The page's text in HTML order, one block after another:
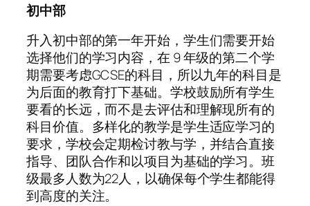
初中部
升入初中部的第一年开始，学生们需要开始
选择他们的学习内容，在 9 年级的第二个学
期需要考虑GCSE的科目，所以九年的科目是
为后面的教育打下基础。学校鼓励所有学生
要看的长远，而不是去评估和理解现所有的
科目价值。多样化的教学是学生适应学习的
要求，学校会定期检讨教与学，并结合直接
指导、团队合作和以项目为基础的学习。班
级最多人数为22人，以确保每个学生都能得
到高度的关注。